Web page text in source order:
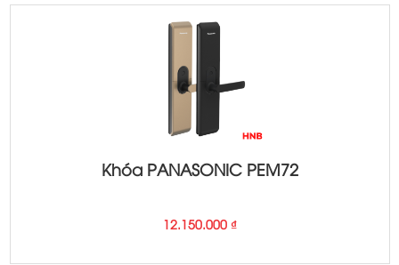
Khóa PANASONIC PEM72
12.150.000 ₫